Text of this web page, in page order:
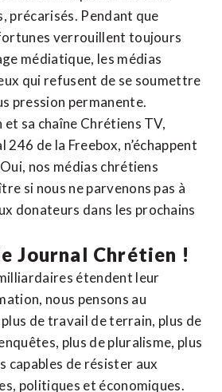
précarisés. Pendant que
verrouillent toujours
médiatique, les médias
qui refusent de se soumettre
pression permanente.
sa chaîne Chrétiens TV,
de la Freebox, n’échappent
nos médias chrétiens
si nous ne parvenons pas à
donateurs dans les prochains
Journal Chrétien !
étendent leur
nous pensons au
de travail de terrain, plus de
plus de pluralisme, plus
capables de résister aux
politiques et économiques.